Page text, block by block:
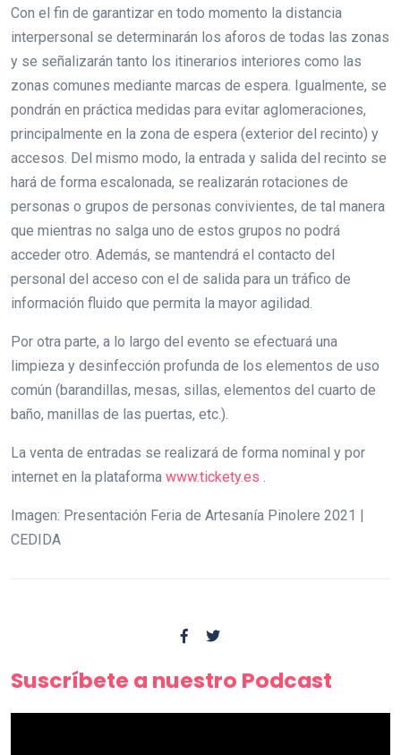
Con el fin de garantizar en todo momento la distancia
interpersonal se determinarán los aforos de todas las zonas
y se señalizarán tanto los itinerarios interiores como las
zonas comunes mediante marcas de espera. Igualmente, se
pondrán en práctica medidas para evitar aglomeraciones,
principalmente en la zona de espera (exterior del recinto) y
accesos. Del mismo modo, la entrada y salida del recinto se
hará de forma escalonada, se realizarán rotaciones de
personas o grupos de personas convivientes, de tal manera
que mientras no salga uno de estos grupos no podrá
acceder otro. Además, se mantendrá el contacto del
personal del acceso con el de salida para un tráfico de
información fluido que permita la mayor agilidad.
Por otra parte, a lo largo del evento se efectuará una
limpieza y desinfección profunda de los elementos de uso
común (barandillas, mesas, sillas, elementos del cuarto de
baño, manillas de las puertas, etc.).
La venta de entradas se realizará de forma nominal y por
internet en la plataforma www.tickety.es .
Imagen: Presentación Feria de Artesanía Pinolere 2021 |
CEDIDA
Suscríbete a nuestro Podcast